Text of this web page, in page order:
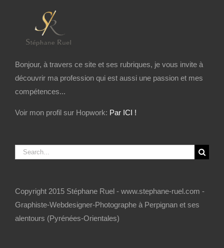
Bonjour, à travers ce site et ses rubriques, je vous invite à
découvrir ma profession qui est aussi une passion et mes
compétences...
Voir mon profil sur Hopwork: Par ICI !
Search
Copyright 2015 Stéphane Ruel - www.stephane-ruel.com -
Graphiste-Webdesigner-Photographe à Perpignan et ses
alentours (Pyrénées-Orientales)